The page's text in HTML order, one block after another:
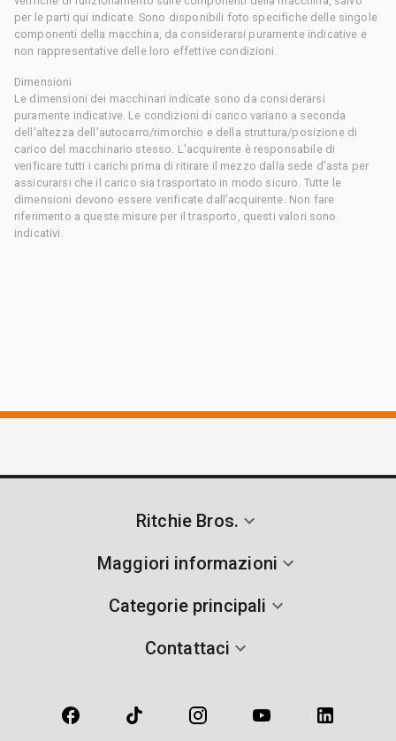
per le parti qui indicate. Sono disponibili foto specifiche delle singole
componenti della macchina, da considerarsi puramente indicative e
non rappresentative delle loro effettive condizioni.
Dimensioni
Le dimensioni dei macchinari indicate sono da considerarsi
puramente indicative. Le condizioni di carico variano a seconda
dell'altezza dell'autocarro/rimorchio e della struttura/posizione di
carico del macchinario stesso. L'acquirente è responsabile di
verificare tutti i carichi prima di ritirare il mezzo dalla sede d'asta per
assicurarsi che il carico sia trasportato in modo sicuro. Tutte le
dimensioni devono essere verificate dall'acquirente. Non fare
riferimento a queste misure per il trasporto, questi valori sono
indicativi.
Ritchie Bros.
Maggiori informazioni
Categorie principali
Contattaci